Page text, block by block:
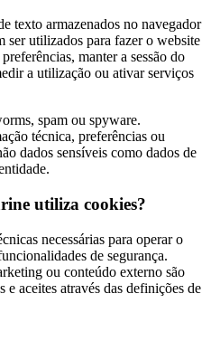
texto armazenados no navegador
ser utilizados para fazer o website
manter a sessão do
a utilização ou ativar serviços
spam ou spyware.
técnica, preferências ou
dados sensíveis como dados de
utiliza cookies?
necessárias para operar o
de segurança.
ou conteúdo externo são
e aceites através das definições de